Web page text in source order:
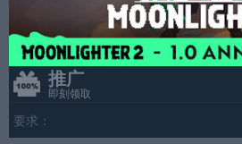
推广
即刻领取
要求：